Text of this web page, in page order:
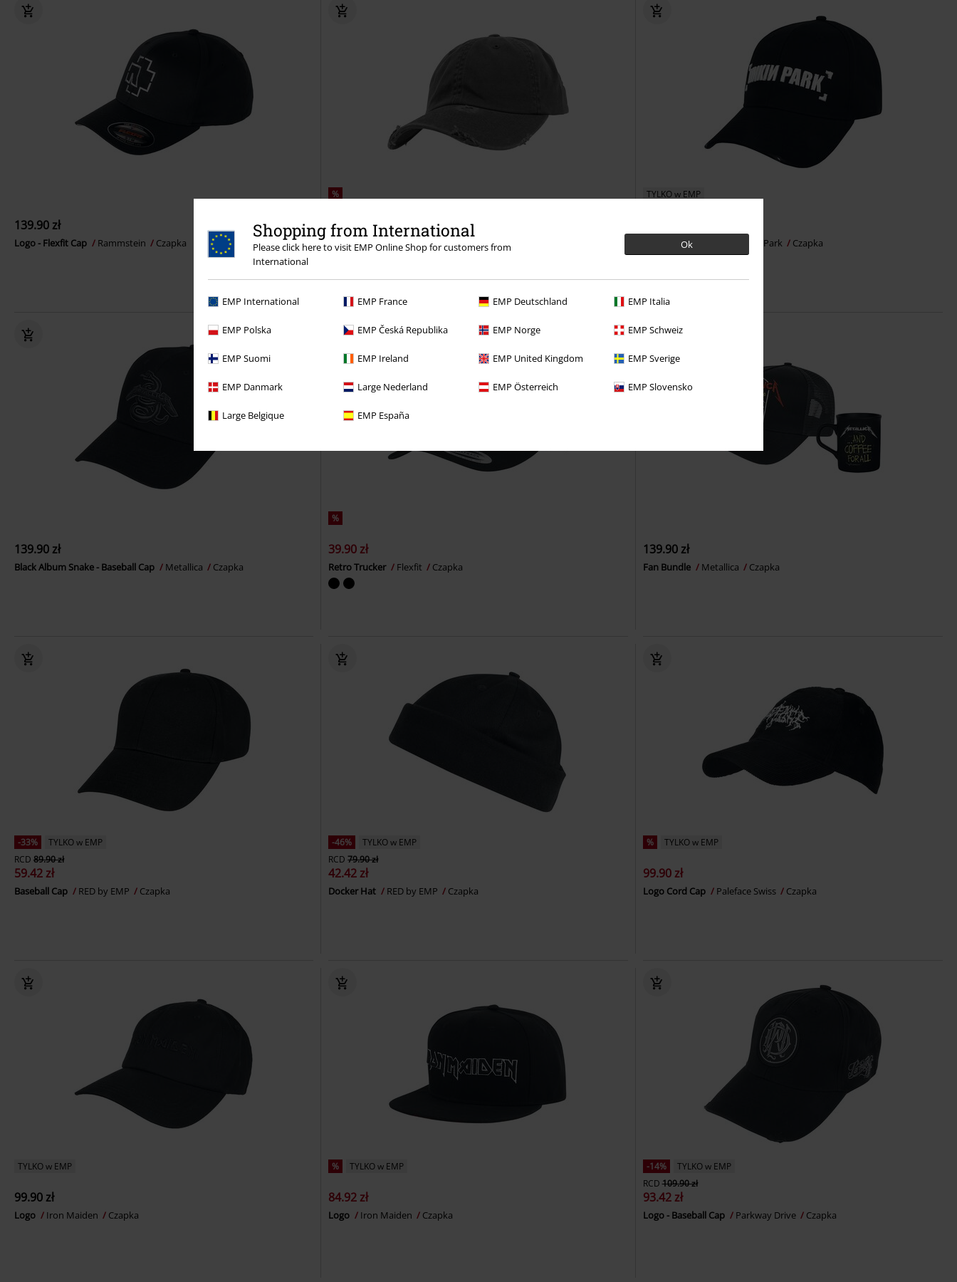
Shopping from International
Please click here to visit EMP Online Shop for customers from
International
Ok
EMP International EMP France EMP Deutschland EMP Italia
EMP Polska EMP Česká Republika EMP Norge EMP Schweiz
EMP Suomi EMP Ireland EMP United Kingdom EMP Sverige
EMP Danmark Large Nederland EMP Österreich EMP Slovensko
Large Belgique EMP España
139.90 zł
Logo - Flexfit Cap Rammstein Czapka
%
79.90 zł
Low Profile Destroyed Cap Flexfit Czapka
TYLKO w EMP
Logo - Baseball Cap Linkin Park Czapka
139.90 zł
Black Album Snake - Baseball Cap Metallica Czapka
%
39.90 zł
Retro Trucker Flexfit Czapka
139.90 zł
Fan Bundle Metallica Czapka
-33%
TYLKO w EMP
RCD 89.90 zł
59.42 zł
Baseball Cap RED by EMP Czapka
-46%
TYLKO w EMP
RCD 79.90 zł
42.42 zł
Docker Hat RED by EMP Czapka
% TYLKO w EMP
99.90 zł
Logo Cord Cap Paleface Swiss Czapka
TYLKO w EMP
99.90 zł
Logo Iron Maiden Czapka
% TYLKO w EMP
84.92 zł
Logo Iron Maiden Czapka
-14%
TYLKO w EMP
RCD 109.90 zł
93.42 zł
Logo - Baseball Cap Parkway Drive Czapka